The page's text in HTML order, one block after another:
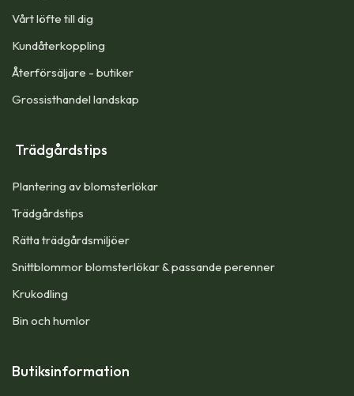
Vårt löfte till dig​
Kundåterkoppling
Återförsäljare - butiker
Grossisthandel landskap
Trädgårdstips
Plantering av blomsterlökar
Trädgårdstips
Rätta trädgårdsmiljöer
Snittblommor blomsterlökar & passande perenner
Krukodling
Bin och humlor
Butiksinformation